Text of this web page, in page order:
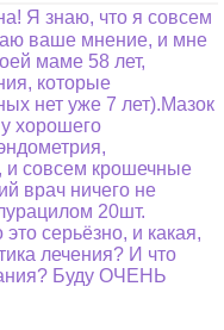
Я знаю, что я совсем
ваше мнение, и мне
маме 58 лет,
которые
нет уже 7 лет).Мазок
хорошего
и совсем крошечные
врач ничего не
20шт.
серьёзно, и какая,
лечения? И что
Буду ОЧЕНЬ